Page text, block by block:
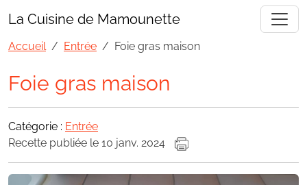
La Cuisine de Mamounette
Accueil Entrée Foie gras maison
Foie gras maison
Catégorie : Entrée
Recette publiée le 10 janv. 2024